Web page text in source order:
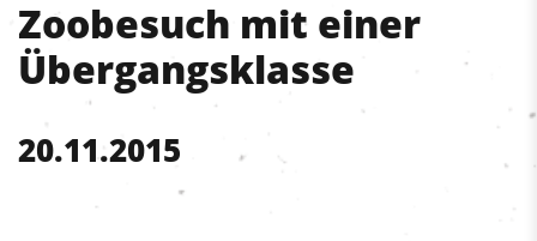
Zoobesuch mit einer
Übergangsklasse
20.11.2015